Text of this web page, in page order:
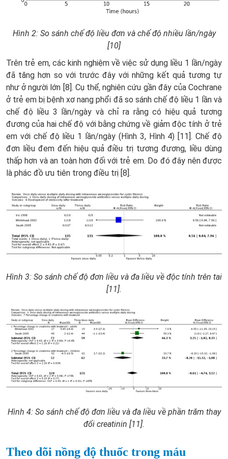
Hình 2: So sánh chế độ liều đơn và chế độ nhiều lần/ngày
[10]
Trên trẻ em, các kinh nghiệm về việc sử dụng liều 1 lần/ngày
đã tăng hơn so với trước đây với những kết quả tương tự
như ở người lớn [8]. Cụ thể, nghiên cứu gần đây của Cochrane
ở trẻ em bị bệnh xơ nang phổi đã so sánh chế độ liều 1 lần và
chế độ liều 3 lần/ngày và chỉ ra rằng có hiệu quả tương
đương của hai chế độ với bằng chứng về giảm độc tính ở trẻ
em với chế độ liều 1 lần/ngày (Hình 3, Hình 4) [11]. Chế độ
đơn liều đem đến hiệu quả điều trị tương đương, liều dùng
thấp hơn và an toàn hơn đối với trẻ em. Do đó đây nên được
là phác đồ ưu tiên trong điều trị [8].
Hình 3: So sánh chế độ đơn liều và đa liều về độc tính trên tai
[11].
Hình 4: So sánh chế độ đơn liều và đa liều về phần trăm thay
đổi creatinin [11].
Theo dõi nồng độ thuốc trong máu